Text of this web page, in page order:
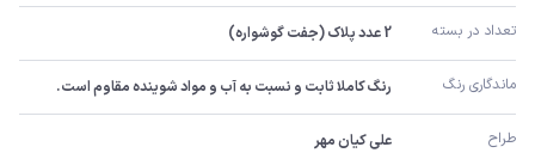
تعداد در بسته 2 عدد پلاک (جفت گوشواره)
ماندگاری رنگ رنگ کاملا ثابت و نسبت به آب و مواد شوینده مقاوم است.
طراح علی کیان مهر